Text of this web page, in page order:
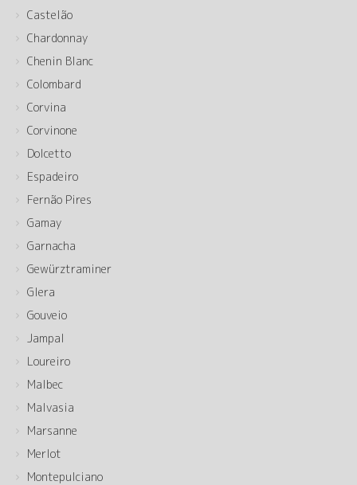
Castelão
Chardonnay
Chenin Blanc
Colombard
Corvina
Corvinone
Dolcetto
Espadeiro
Fernão Pires
Gamay
Garnacha
Gewürztraminer
Glera
Gouveio
Jampal
Loureiro
Malbec
Malvasia
Marsanne
Merlot
Montepulciano